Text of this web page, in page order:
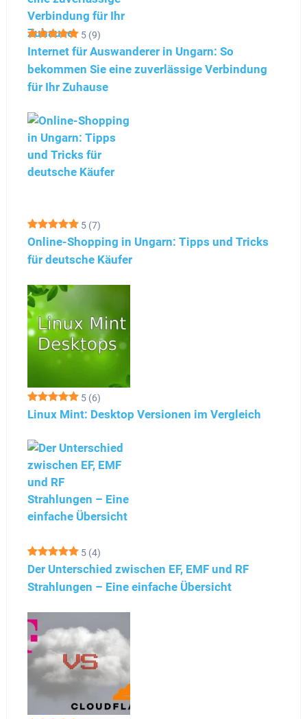
5 (9)
Internet für Auswanderer in Ungarn: So
bekommen Sie eine zuverlässige Verbindung
für Ihr Zuhause
5 (7)
Online-Shopping in Ungarn: Tipps und Tricks
für deutsche Käufer
5 (6)
Linux Mint: Desktop Versionen im Vergleich
5 (4)
Der Unterschied zwischen EF, EMF und RF
Strahlungen – Eine einfache Übersicht